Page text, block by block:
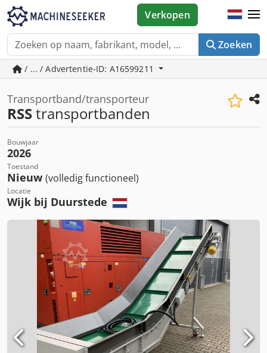
Zoeken
Verkopen
/ ... / Advertentie-ID: A16599211
Transportband/transporteur
RSStransportbanden
Bouwjaar
2026
Toestand
Nieuw (volledig functioneel)
Locatie
Wijk bij Duurstede